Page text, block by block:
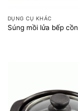
DỤNG CỤ KHÁC
Súng mồi lửa bếp cồn